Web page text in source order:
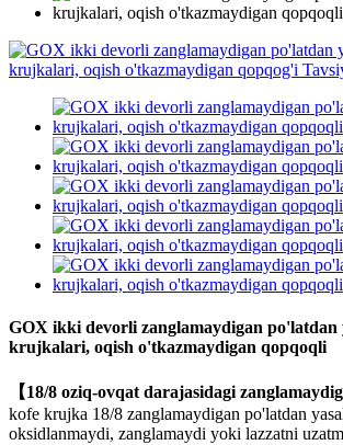
GOX ikki devorli zanglamaydigan po'latdan
krujkalari, oqish o'tkazmaydigan qopqoqli
【18/8 oziq-ovqat darajasidagi
kofe krujka 18/8 zanglamaydigan po'latdan
oksidlanmaydi, zanglamaydi yoki lazzatni